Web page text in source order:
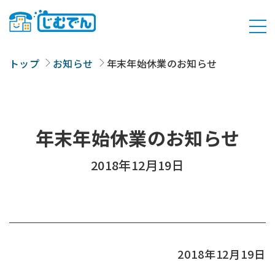
トップ お知らせ 年末年始休業のお知らせ
年末年始休業のお知らせ
2018年12月19日
2018年12月19日